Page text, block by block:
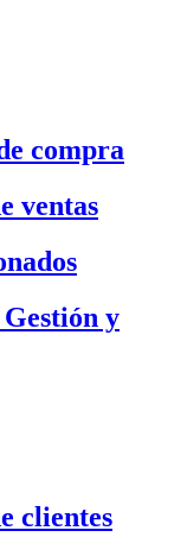
compra
ventas
y
clientes